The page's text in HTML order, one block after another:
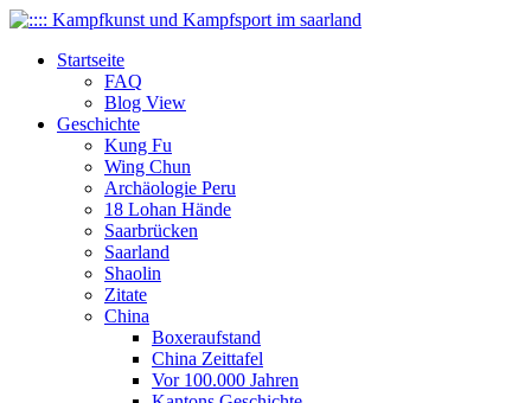
Startseite
FAQ
Blog View
Geschichte
Kung Fu
Wing Chun
Archäologie Peru
18 Lohan Hände
Saarbrücken
Saarland
Shaolin
Zitate
China
Boxeraufstand
China Zeittafel
Vor 100.000 Jahren